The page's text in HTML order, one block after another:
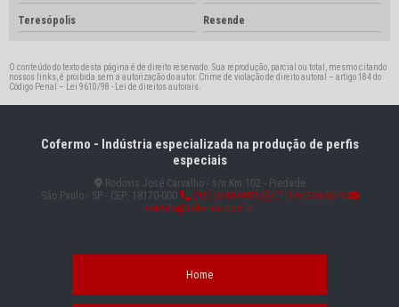
Teresópolis Resende
O conteúdo do texto desta página é de direito reservado. Sua reprodução, parcial ou total, mesmo citando
nossos links, é proibida sem a autorização do autor. Crime de violação de direito autoral – artigo 184 do
Código Penal – Lei 9610/98 - Lei de direitos autorais.
Cofermo - Indústria especializada na produção de perfis
especiais
Rodovia José Carvalho - s/n Km 102 - Piedade
São Paulo - SP - CEP: 18170-000
(15) 3344-9911
(11) 97320-8578
contato@cofermo.com.br
Home